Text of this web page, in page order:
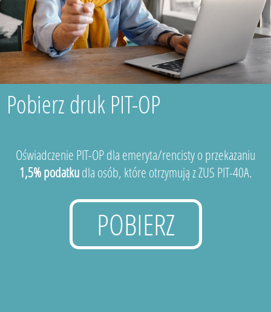
Pobierz druk PIT-OP
Oświadczenie PIT-OP dla emeryta/rencisty o przekazaniu
1,5% podatkudla osób, które otrzymują z ZUS PIT-40A.
POBIERZ